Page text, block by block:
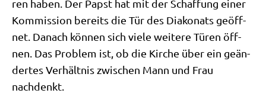
ren haben. Der Papst hat mit der Schaf­fung einer
Kom­mis­si­on bereits die Tür des Dia­ko­nats geöff­
net. Danach kön­nen sich vie­le wei­te­re Türen öff­
nen. Das Pro­blem ist, ob die Kir­che über ein geän­
der­tes Ver­hält­nis zwi­schen Mann und Frau
nachdenkt.